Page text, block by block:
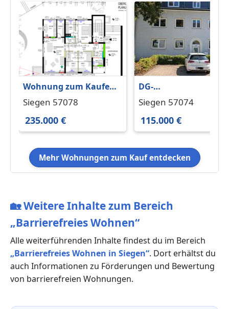
Wohnung zum Kaufen
in Siegen 235.000 €
Siegen 57078
235.000 €
DG-
Eigentumswohnung
Siegen 57074
115.000 €
Mehr Wohnungen zum Kauf entdecken
🏡Weitere Inhalte zum Bereich
„Barrierefreies Wohnen“
Alle weiterführenden Inhalte findest du im Bereich
„Barrierefreies Wohnen in Siegen“. Dort erhältst du
auch Informationen zu Förderungen und Bewertung
von barrierefreien Wohnungen.